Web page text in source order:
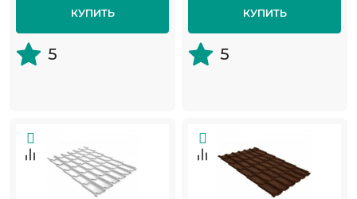
КУПИТЬ
5
КУПИТЬ
5